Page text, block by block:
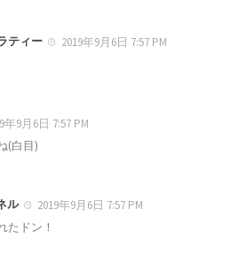
ティー
2019年9月6日 7:57 PM
年9月6日 7:57 PM
(白目)
ル
2019年9月6日 7:57 PM
たドン！